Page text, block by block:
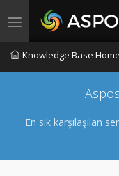
Toggle navigation
Knowledge Base Home
En sık karşılaşılan